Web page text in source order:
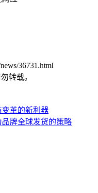
36731.html
转载。
变革的新利器
牌全球发货的策略